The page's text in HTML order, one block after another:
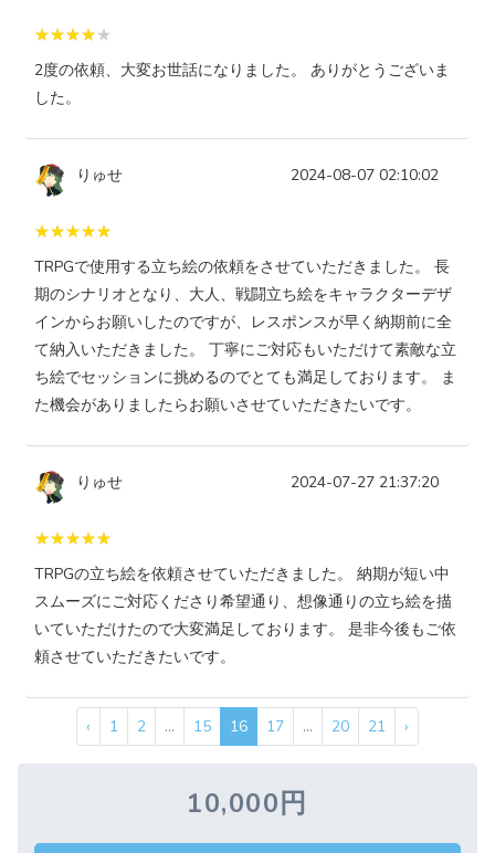
2度の依頼、大変お世話になりました。 ありがとうございま
した。
りゅせ 2024-08-07 02:10:02
TRPGで使用する立ち絵の依頼をさせていただきました。 長
期のシナリオとなり、大人、戦闘立ち絵をキャラクターデザ
インからお願いしたのですが、レスポンスが早く納期前に全
て納入いただきました。 丁寧にご対応もいただけて素敵な立
ち絵でセッションに挑めるのでとても満足しております。 ま
た機会がありましたらお願いさせていただきたいです。
りゅせ 2024-07-27 21:37:20
TRPGの立ち絵を依頼させていただきました。 納期が短い中
スムーズにご対応くださり希望通り、想像通りの立ち絵を描
いていただけたので大変満足しております。 是非今後もご依
頼させていただきたいです。
‹ 1 2 ... 15 16 17 ... 20 21 ›
10,000円